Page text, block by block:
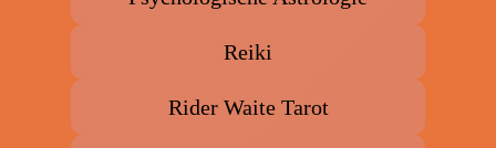
Reiki
Rider Waite Tarot